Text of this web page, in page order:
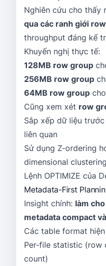
Nghiên cứu cho thấy
qua các ranh giới
throughput đáng kể
Khuyến nghị thực tế:
128MB row group
256MB row group
64MB row group
Cũng xem xét row
Sắp xếp dữ liệu
liên quan
Sử dụng Z-ordering
dimensional clustering
Lệnh OPTIMIZE của
Metadata-First
Insight chính: làm
metadata compact
Các table format
Per-file statistic (row
count)